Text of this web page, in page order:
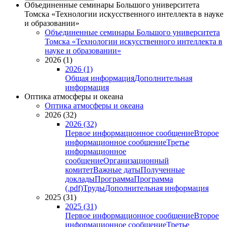
Объединенные семинары Большого университета
Томска «Технологии искусственного интеллекта в науке
и образовании»
Объединенные семинары Большого университета
Томска «Технологии искусственного интеллекта в
науке и образовании»
2026 (1)
2026 (1)
Общая информацияДополнительная
информация
Оптика атмосферы и океана
Оптика атмосферы и океана
2026 (32)
2026 (32)
Первое информационное сообщениеВторое
информационное сообщениеТретье
информационное
сообщениеОрганизационный
комитетВажные датыПолученные
докладыПрограммаПрограмма
(.pdf)ТрудыДополнительная информация
2025 (31)
2025 (31)
Первое информационное сообщениеВторое
информационное сообщениеТретье